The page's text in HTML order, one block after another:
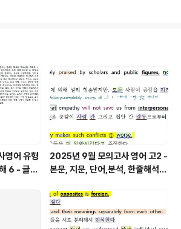
독해가 가능해집니다. 한줄
이고, 보라색은 명사절, 초록
내의 동사들을 구분해 놓은
하게 하기 위함입니다. 1단계
로 아는 부분과 모르는 부분을
영어 유형
6 - 글의
2025년 9월 모의고사 영어 고2 -
본문, 지문, 단어,분석, 한줄해석,